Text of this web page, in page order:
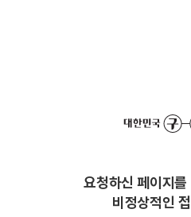
요청하신 페이지
비정상적인